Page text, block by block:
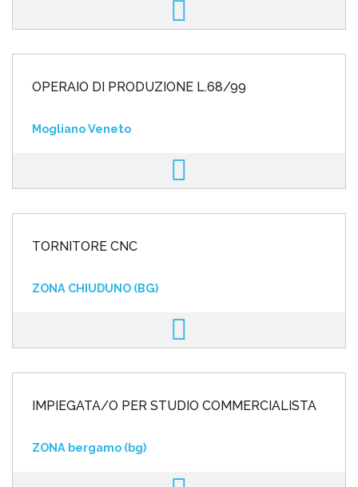
OPERAIO DI PRODUZIONE L.68/99
Mogliano Veneto
TORNITORE CNC
ZONA CHIUDUNO (BG)
IMPIEGATA/O PER STUDIO COMMERCIALISTA
ZONA bergamo (bg)